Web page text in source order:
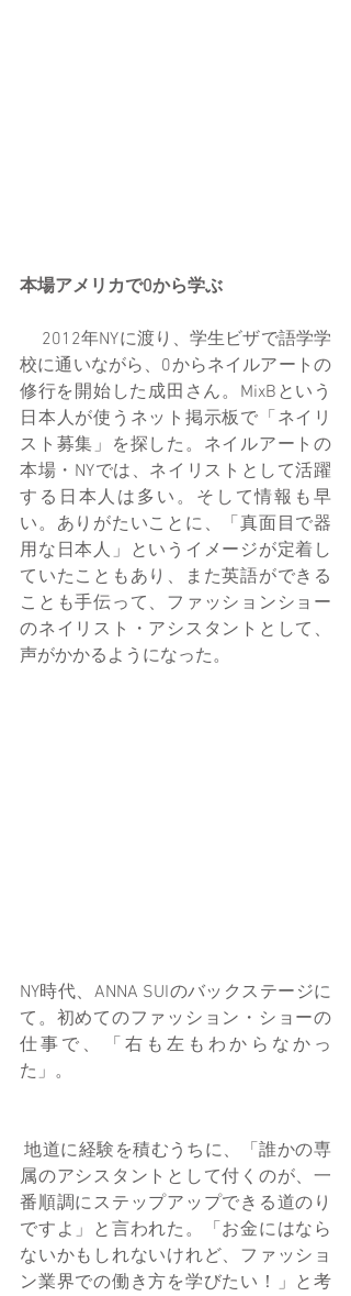
本場アメリカで0から学ぶ
校に通いながら、0からネイルアートの
修行を開始した成田さん。MixBという
日本人が使うネット掲示板で「ネイリ
スト募集」を探した。ネイルアートの
本場・NYでは、ネイリストとして活躍
する日本人は多い。そして情報も早
い。ありがたいことに、「真面目で器
用な日本人」というイメージが定着し
ていたこともあり、また英語ができる
ことも手伝って、ファッションショー
のネイリスト・アシスタントとして、
声がかかるようになった。
NY時代、ANNA SUIのバックステージに
て。初めてのファッション・ショーの
仕事で、「右も左もわからなかっ
た」。
地道に経験を積むうちに、「誰かの専
属のアシスタントとして付くのが、一
番順調にステップアップできる道のり
ですよ」と言われた。「お金にはなら
ないかもしれないけれど、ファッショ
ン業界での働き方を学びたい！」と考